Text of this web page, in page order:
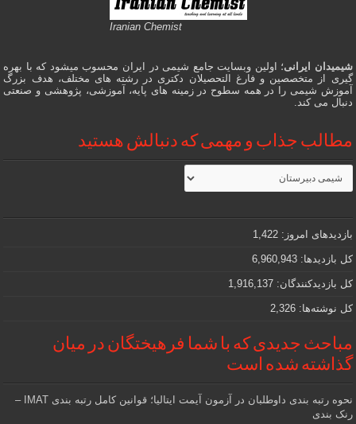
Iranian Chemist
شیمیدان ایرانی؛ اولین وبسایت جامع شیمی در ایران محسوب میشود که با بهره
گیری از متخصصین و فارغ التحصیلان دکتری در رشته های مختلف، هدف بزرگ
آموزش شیمی را در همه سطوح در زمینه های پایه، آموزشی، پژوهشی و صنعتی
دنبال می کند.
مطالب جذاب و مهمی که دنبالش هستید
مطالب
جذاب
و
که
دنبالش
هستید
بازدیدهای امروز: 1,422
کل بازدیدها: 6,960,943
کل بازدیدکنند‌گان: 1,916,137
کل نوشته‌ها: 2,326
مباحث جدیدی که با شما فرهیختگان در میان
گذاشته شده است
نحوه رتبه بندی داوطلبان در آزمون آیمت ایتالیا؛ قوانین کامل رتبه بندی IMAT –
رنک بندی